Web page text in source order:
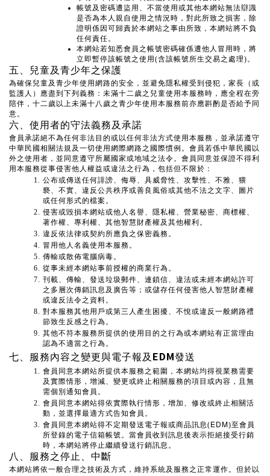
帳號及密碼遭盜用、不當使用或其他本網站無法辯識
是否為本人親自使用之情況時，對此所致之損害，除
證明係因可歸責於本網站之事由所致，本網站將不負
任何責任。
本網站若知悉會員之帳號密碼確係遭他人冒用時，將
立即暫停該帳號之使用(含該帳號所生交易之處理)。
五、兒童及青少年之保護
為確保兒童及青少年使用網路的安全，並避免隱私權受到侵犯，家長（或
監護人）應盡到下列義務：未滿十二歲之兒童使用本服務時，應全程在旁
陪伴，十二歲以上未滿十八歲之青少年使用本服務前亦應斟酌是否給予同
意。
六、使用者的守法義務及承諾
會員承諾絕不為任何非法目的或以任何非法方式使用本服務，並承諾遵守
中華民國相關法規及一切使用網際網路之國際慣例。會員若係中華民國以
外之使用者，並同意遵守所屬國家或地域之法令。會員同意並保證不得利
用本服務從事侵害他人權益或違法之行為，包括但不限於：
公布或傳送任何誹謗、侮辱、具威脅性、攻擊性、不雅、猥
褻、不實、違反公共秩序或善良風俗或其他不法之文字、圖片
或任何形式的檔案。
侵害或毀損本網站或他人名譽、隱私權、營業秘密、商標權、
著作權、專利權、其他智慧財產權及其他權利。
違反依法律或契約所應負之保密義務。
冒用他人名義使用本服務。
傳輸或散佈電腦病毒。
從事未經本網站事前授權的商業行為。
刊載、傳輸、發送垃圾郵件、連鎖信、違法或未經本網站許可
之多層次傳銷訊息及廣告等；或儲存任何侵害他人智慧財產權
或違反法令之資料。
對本服務其他用戶或第三人產生困擾、不悅或違反一般網路禮
節致生反感之行為。
其他不符本服務所提供的使用目的之行為或本網站有正當理由
認為不適當之行為。
七、服務內容之變更與電子報及 EDM發送
會員同意本網站所提供本服務之範圍，本網站均得視業務需要
及實際情形，增減、變更或終止相關服務的項目或內容，且無
需個別通知會員。
會員同意本網站得依實際執行情形，增加、修改或終止相關活
動，並選擇最適方式告知會員。
會員同意本網站得不定期發送電子報或商品訊息(EDM)至會員
所登錄的電子信箱帳號。當會員收到訊息後表示拒絕接受行銷
時，本網站將停止繼續發送行銷訊息。
八、服務之停止、中斷
本網站將依一般合理之技術及方式，維持系統及服務之正常運作。但於以